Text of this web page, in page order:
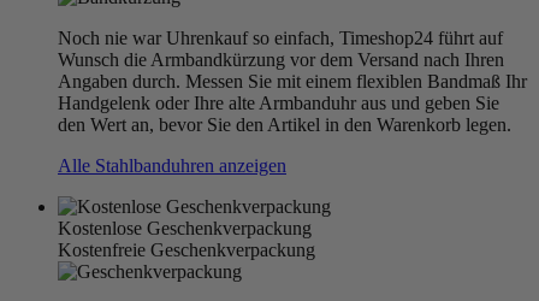
Noch nie war Uhrenkauf so einfach, Timeshop24 führt auf
Wunsch die Armbandkürzung vor dem Versand nach Ihren
Angaben durch. Messen Sie mit einem flexiblen Bandmaß Ihr
Handgelenk oder Ihre alte Armbanduhr aus und geben Sie
den Wert an, bevor Sie den Artikel in den Warenkorb legen.
Alle Stahlbanduhren anzeigen
Kostenlose Geschenkverpackung
Kostenfreie Geschenkverpackung